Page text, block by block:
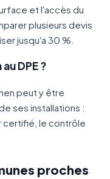
et l'accès du
plusieurs devis
jusqu'a 30 %.
DPE ?
peut y être
ses installations :
certifié, le contrôle
proches